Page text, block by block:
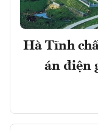
Hà Tĩnh
án điện